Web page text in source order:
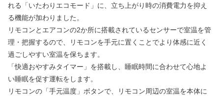
れる「いたわりエコモード」に、立ち上がり時の消費電力を抑え
る機能が加わりました。
リモコンとエアコンの2か所に搭載されているセンサーで室温を管
理・把握するので、リモコンを手元に置くことでより体感に近く
過ごしやすい室温を保ちます。
「快適おやすみタイマー」を搭載し、睡眠時間に合わせて心地よ
い睡眠を促す運転をします。
リモコンの「手元温度」ボタンで、リモコン周辺の室温を本体に